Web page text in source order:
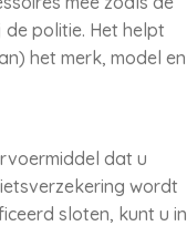
politie. Het helpt
het merk, model en
dat u
wordt
sloten, kunt u in